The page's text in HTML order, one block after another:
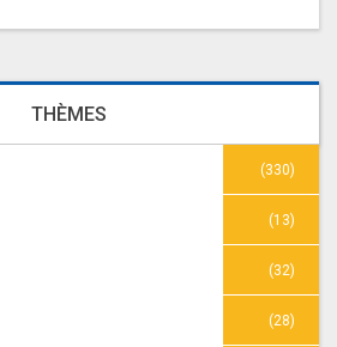
THÈMES
(330)
(13)
(32)
(28)